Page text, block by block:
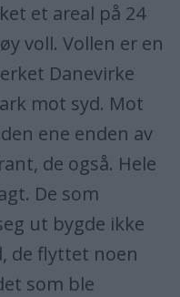
et areal på 24
voll. Vollen er en
Danevirke
mot syd. Mot
ene enden av
de også. Hele
De som
ut bygde ikke
de flyttet noen
som ble